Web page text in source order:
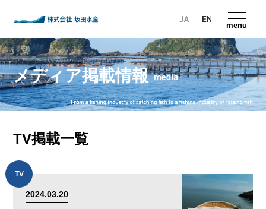
menu
メディア掲載情報
TV掲載一覧
TV
2024.03.20